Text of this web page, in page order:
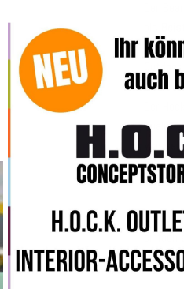
Durch
Outdoor
Der
Qualität.
Durch
einfach
Made in